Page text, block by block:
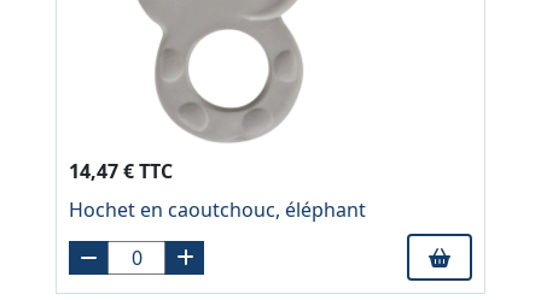
14,47 € TTC
Hochet en caoutchouc, éléphant